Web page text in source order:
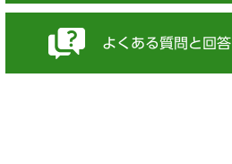
よくある質問と回答